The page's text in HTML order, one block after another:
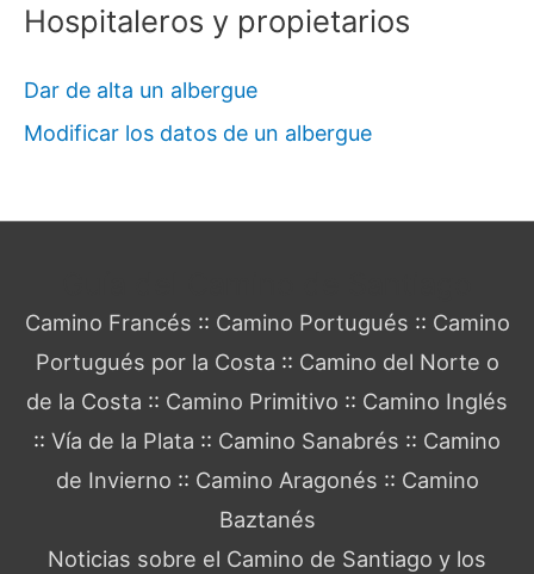
Hospitaleros y propietarios
Dar de alta un albergue
Modificar los datos de un albergue
Camino Francés :: Camino Portugués :: Camino
Portugués por la Costa :: Camino del Norte o
de la Costa :: Camino Primitivo :: Camino Inglés
:: Vía de la Plata :: Camino Sanabrés :: Camino
de Invierno :: Camino Aragonés :: Camino
Baztanés
Noticias sobre el Camino de Santiago y los